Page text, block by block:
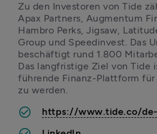
Zu den Investoren von Tide
Apax Partners, Augmentum
Hambro Perks, Jigsaw,
Group und Speedinvest. Das
beschäftigt rund 1.800
Das langfristige Ziel von Tide
führende Finanz-Plattform für
zu werden.
https://www.tide.co/